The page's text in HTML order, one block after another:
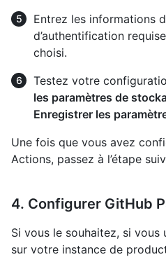
Entrez les informations
d’authentification
choisi.
Testez votre
les paramètres de
Enregistrer les
Une fois que vous avez
Actions, passez à l’étape
4. Configurer GitHub
Si vous le souhaitez, si
sur votre instance de